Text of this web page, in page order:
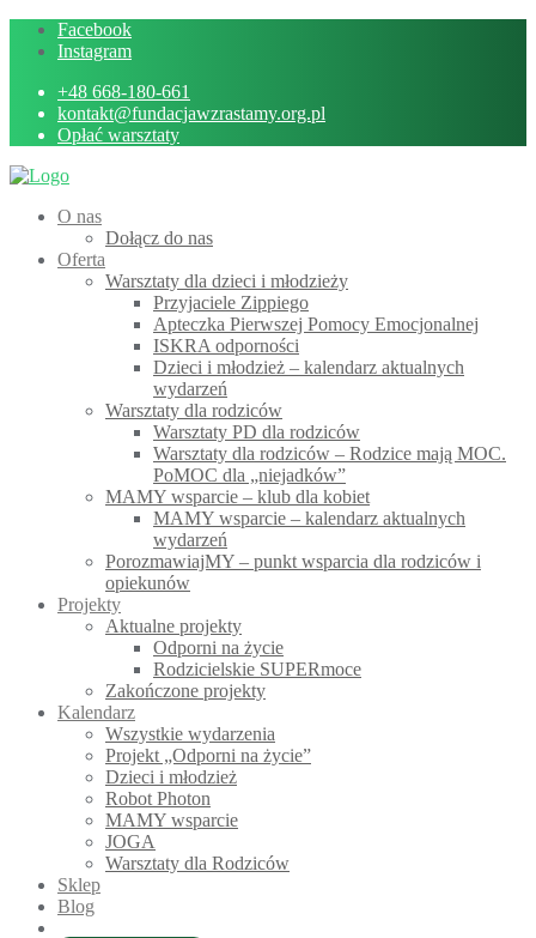
Skip
Facebook
Instagram
+48 668-180-661
kontakt@fundacjawzrastamy.org.pl
Opłać warsztaty
O nas
Dołącz do nas
Oferta
Warsztaty dla dzieci i młodzieży
Przyjaciele Zippiego
Apteczka Pierwszej Pomocy Emocjonalnej
ISKRA odporności
Dzieci i młodzież – kalendarz aktualnych
wydarzeń
Warsztaty dla rodziców
Warsztaty PD dla rodziców
Warsztaty dla rodziców – Rodzice mają MOC.
PoMOC dla „niejadków”
MAMY wsparcie – klub dla kobiet
MAMY wsparcie – kalendarz aktualnych
wydarzeń
PorozmawiajMY – punkt wsparcia dla rodziców i
opiekunów
Projekty
Aktualne projekty
Odporni na życie
Rodzicielskie SUPERmoce
Zakończone projekty
Kalendarz
Wszystkie wydarzenia
Projekt „Odporni na życie”
Dzieci i młodzież
Robot Photon
MAMY wsparcie
JOGA
Warsztaty dla Rodziców
Sklep
Blog